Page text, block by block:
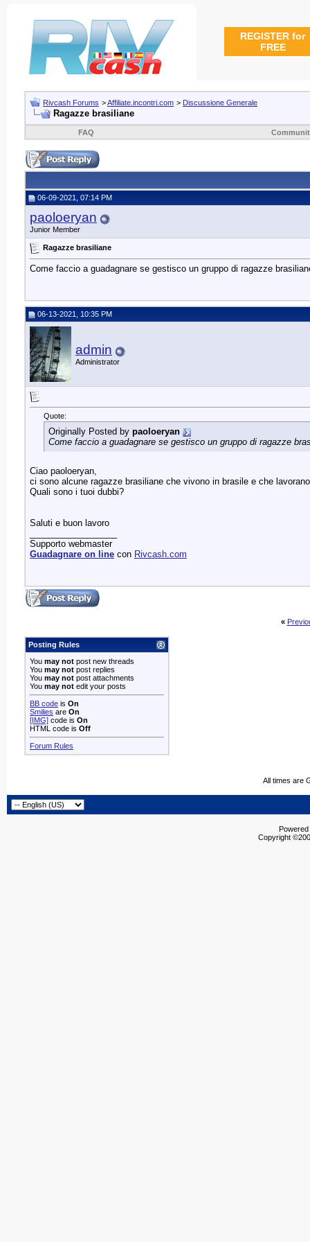
REGISTER for
FREE
Rivcash Forums >Affiliate.incontri.com > Discussione Generale
Ragazze brasiliane
FAQ
06-09-2021, 07:14 PM
paoloeryan
Junior Member
Ragazze brasiliane
Come faccio a guadagnare se gestisco un gruppo di ragazze
06-13-2021, 10:35 PM
admin
Administrator
Quote:
Originally Posted by paoloeryan
Come faccio a guadagnare se gestisco un gruppo di ragazze
Ciao paoloeryan,
ci sono alcune ragazze brasiliane che vivono in brasile e che
Quali sono i tuoi dubbi?
Saluti e buon lavoro
Supporto webmaster
Guadagnare on line con Rivcash.com
«
Posting Rules
You may not post new threads
You may not post replies
You may not post attachments
You may not edit your posts
BB code is On
Smilies are On
[IMG] code is On
HTML code is Off
Forum Rules
All times are
Copyright